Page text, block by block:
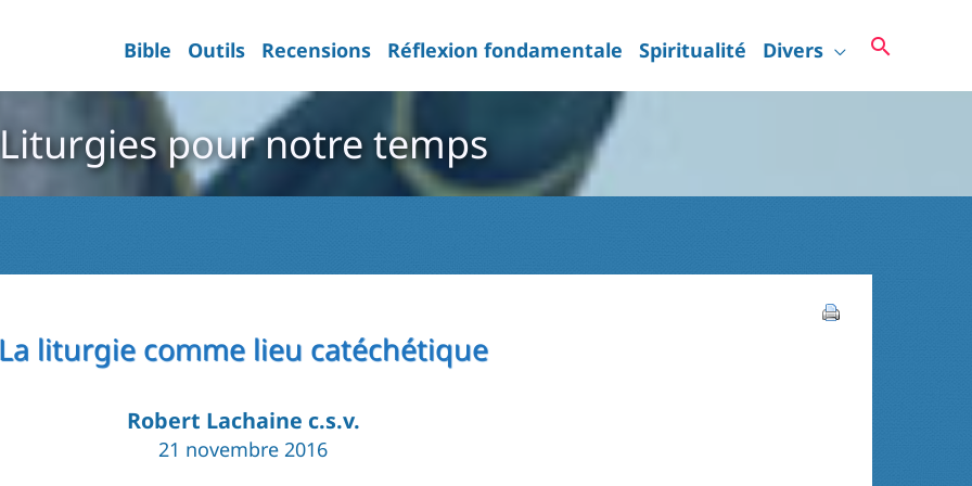
Bible Outils Recensions Réflexion fondamentale Spiritualité Divers
Liturgies pour notre temps
La liturgie comme lieu catéchétique
Robert Lachaine c.s.v.
21 novembre 2016